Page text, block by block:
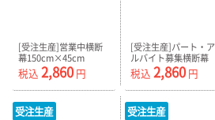
[受注生産]営業中横断
幕150cm×45cm
TA001-07
税込 2,860 円
[受注生産]パート・ア
ルバイト募集横断幕
150cm×45cm TA001-
08
税込 2,860円
受注生産 受注生産